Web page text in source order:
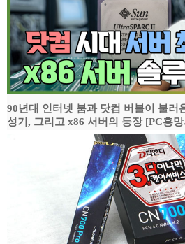
90년대 인터넷 붐과 닷컴 버블이 불러
성기, 그리고 x86 서버의 등장 [PC흥